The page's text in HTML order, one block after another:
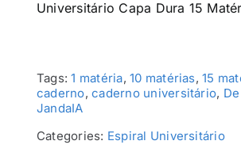
Universitário Capa Dura 15
Tags:1 matéria,10 matérias,15
caderno,caderno universitário,
JandaIA
Categories: Espiral Universitário